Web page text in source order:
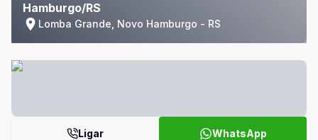
Hamburgo/RS
Lomba Grande, Novo Hamburgo - RS
Ligar WhatsApp